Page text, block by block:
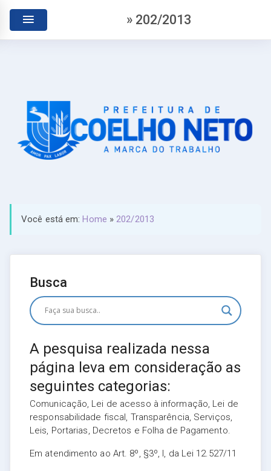
» 202/2013
Você está em:Home »202/2013
Busca
A pesquisa realizada nessa
página leva em consideração as
seguintes categorias:
Comunicação, Lei de acesso à informação, Lei de
responsabilidade fiscal, Transparência, Serviços,
Leis, Portarias, Decretos e Folha de Pagamento.
Em atendimento ao Art. 8º, §3º, I, da Lei 12.527/11